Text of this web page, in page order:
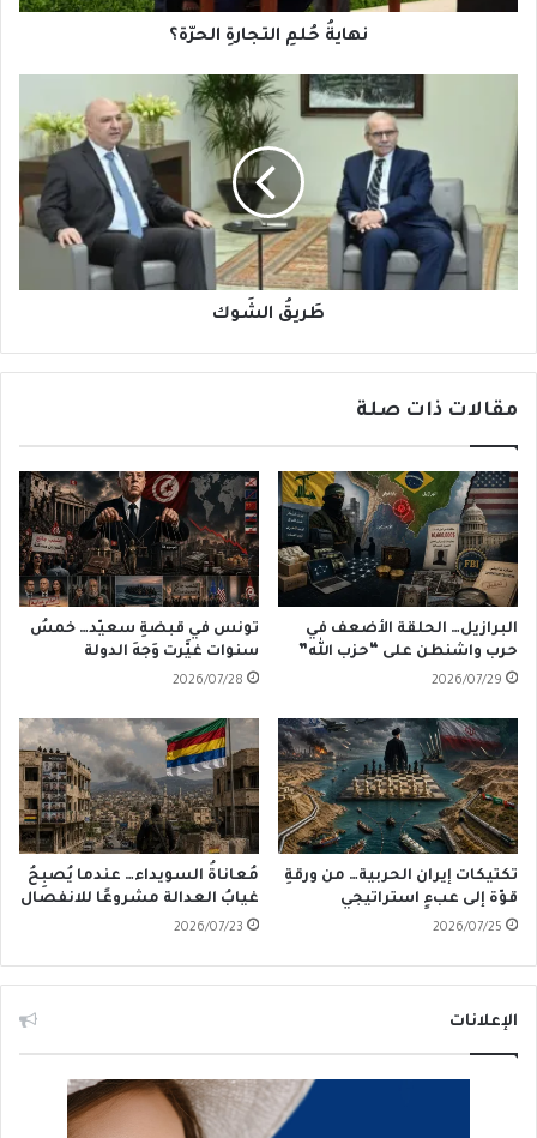
نهايةُ حُلمِ التجارةِ الحرّة؟
طَريقُ الشَوك
مقالات ذات صلة
البرازيل… الحلقة الأضعف في
حرب واشنطن على “حزب الله”
2026/07/29
تونس في قبضةِ سعيّد… خمسُ
سنوات غيَّرت وَجهَ الدولة
2026/07/28
تكتيكات إيران الحربية… من ورقةِ
قوّة إلى عبءٍ استراتيجي
2026/07/25
مُعاناةُ السويداء… عندما يُصبِحُ
غيابُ العدالة مشروعًا للانفصال
2026/07/23
الإعلانات